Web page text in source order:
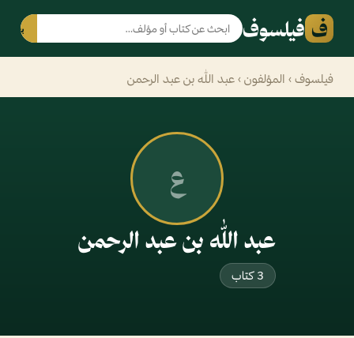
ف فيلسوف بحث
فيلسوف › المؤلفون › عبد الله بن عبد الرحمن
ع
عبد الله بن عبد الرحمن
3 كتاب